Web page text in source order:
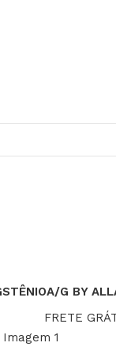
A/G BY
FRETE